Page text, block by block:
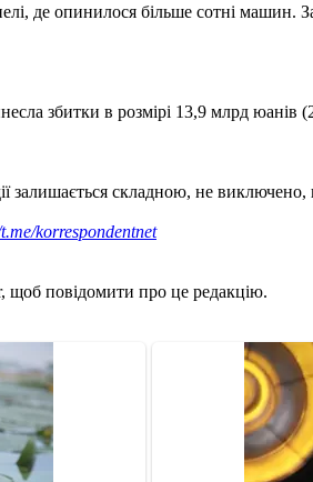
де опинилося більше сотні
збитки в розмірі 13,9 млрд юанів
залишається складною, не
korrespondentnet
щоб повідомити про це редакцію.